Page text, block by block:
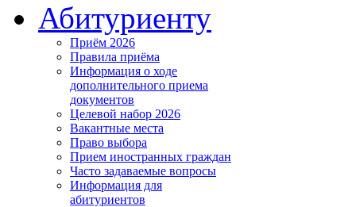
Абитуриенту
Приём 2026
Правила приёма
Информация о ходе
дополнительного приема
документов
Целевой набор 2026
Вакантные места
Право выбора
Прием иностранных граждан
Часто задаваемые вопросы
Информация для
абитуриентов